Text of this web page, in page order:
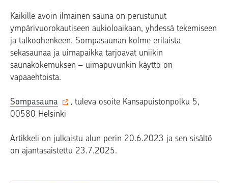
Kaikille avoin ilmainen sauna on perustunut
ympärivuorokautiseen aukioloaikaan, yhdessä tekemiseen
ja talkoohenkeen. Sompasaunan kolme erilaista
sekasaunaa ja uimapaikka tarjoavat uniikin
saunakokemuksen – uimapuvunkin käyttö on
vapaaehtoista.
Sompasauna
, tuleva osoite Kansapuistonpolku 5,
00580 Helsinki
Artikkeli on julkaistu alun perin 20.6.2023 ja sen sisältö
on ajantasaistettu 23.7.2025.